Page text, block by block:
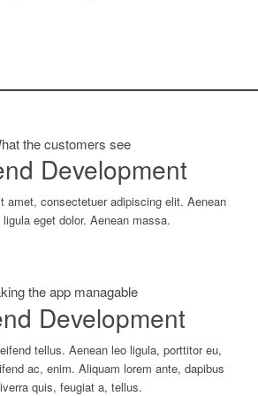
the customers see
Development
amet, consectetuer adipiscing elit. Aenean
eget dolor. Aenean massa.
the app managable
Development
tellus. Aenean leo ligula, porttitor eu,
ac, enim. Aliquam lorem ante, dapibus
quis, feugiat a, tellus.